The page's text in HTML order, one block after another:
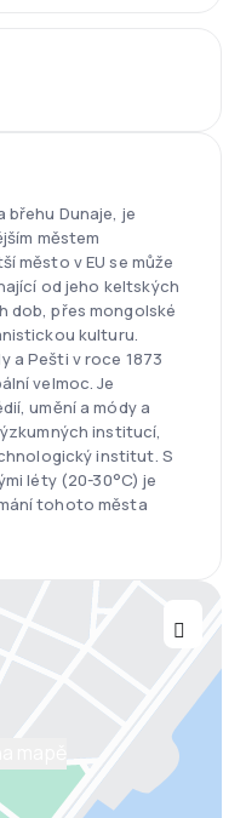
břehu Dunaje, je
městem
město v EU se může
od jeho keltských
dob, přes mongolské
kulturu.
a Pešti v roce 1873
velmoc. Je
umění a módy a
institucí,
institut. S
léty (20-30°C) je
tohoto města